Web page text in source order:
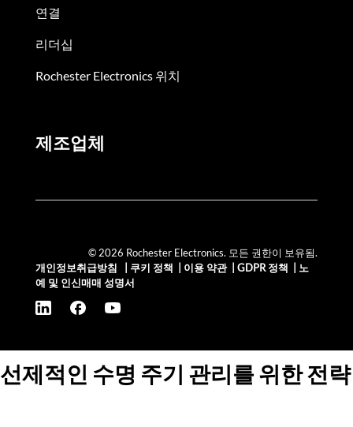
연결
리더십
Rochester Electronics 위치
제조업체
© 2026 Rochester Electronics. 모든 권한이 보유됨.
개인정보취급방침
쿠키 정책 이용 약관| GDPR 정책
노
예 및 인신매매 성명서
선제적인 수명 주기 관리를 위한 전략